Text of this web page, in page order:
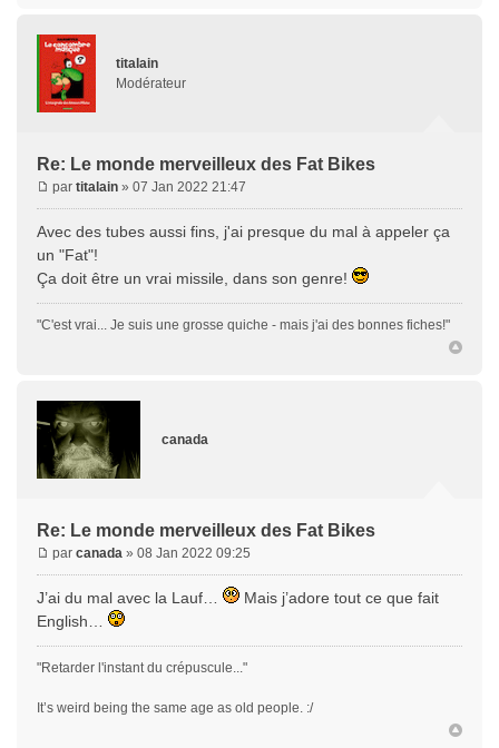
titalain
Modérateur
Re: Le monde merveilleux des Fat Bikes
par titalain » 07 Jan 2022 21:47
Avec des tubes aussi fins, j'ai presque du mal à appeler ça
un "Fat"!
Ça doit être un vrai missile, dans son genre!
"C'est vrai... Je suis une grosse quiche - mais j'ai des bonnes fiches!"
canada
Re: Le monde merveilleux des Fat Bikes
par canada » 08 Jan 2022 09:25
J’ai du mal avec la Lauf…
Mais j’adore tout ce que fait
English…
"Retarder l'instant du crépuscule..."
It’s weird being the same age as old people. :/